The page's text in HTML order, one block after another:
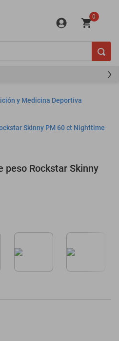
0
y Medicina Deportiva
Skinny PM 60 ct Nighttime
peso Rockstar Skinny